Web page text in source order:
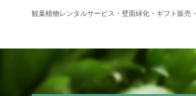
観葉植物レンタルサービス・壁面緑化・ギフト販売